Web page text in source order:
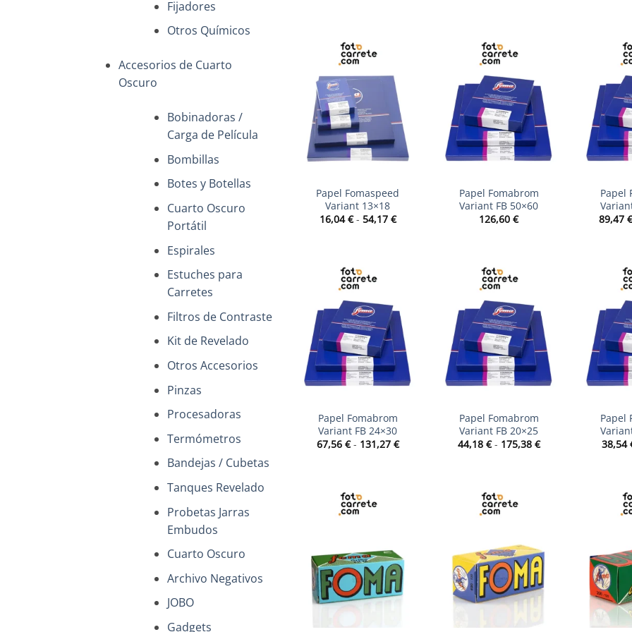
Fijadores
Otros Químicos
Accesorios de Cuarto
Oscuro
Bobinadoras /
Carga de Película
Bombillas
Botes y Botellas
Cuarto Oscuro
Portátil
Espirales
Estuches para
Carretes
Filtros de Contraste
Kit de Revelado
Otros Accesorios
Pinzas
Procesadoras
Termómetros
Bandejas / Cubetas
Tanques Revelado
Probetas Jarras
Embudos
Cuarto Oscuro
Archivo Negativos
JOBO
Gadgets
+
Papel Fomaspeed
Variant 13×18
16,04€ - 54,17 €Rango
+
Papel Fomabrom
Variant FB 50×60
126,60 €
+
Papel
89,47 €
+
Papel Fomabrom
Variant FB 24×30
67,56 € - 131,27 €Rango
+
Papel Fomabrom
Variant FB 20×25
44,18 € - 175,38 €Rango
+
Papel
38,54
+